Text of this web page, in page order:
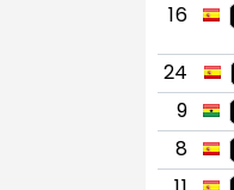
16
24
9
8